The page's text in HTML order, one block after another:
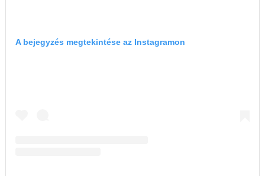
A bejegyzés megtekintése az Instagramon